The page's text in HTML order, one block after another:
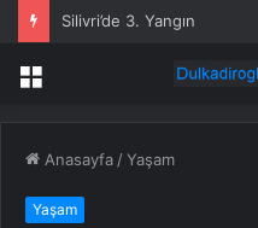
Silivri’de 3. Yangın
Menü
Anasayfa /Yaşam
Yaşam